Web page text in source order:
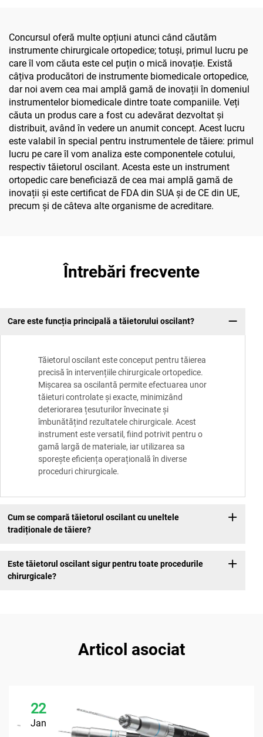
Concursul oferă multe opțiuni atunci când căutăm
instrumente chirurgicale ortopedice; totuși, primul lucru pe
care îl vom căuta este cel puțin o mică inovație. Există
câțiva producători de instrumente biomedicale ortopedice,
dar noi avem cea mai amplă gamă de inovații în domeniul
instrumentelor biomedicale dintre toate companiile. Veți
căuta un produs care a fost cu adevărat dezvoltat și
distribuit, având în vedere un anumit concept. Acest lucru
este valabil în special pentru instrumentele de tăiere: primul
lucru pe care îl vom analiza este componentele cotului,
respectiv tăietorul oscilant. Acesta este un instrument
ortopedic care beneficiază de cea mai amplă gamă de
inovații și este certificat de FDA din SUA și de CE din UE,
precum și de câteva alte organisme de acreditare.
Întrebări frecvente
Care este funcția principală a tăietorului oscilant?
Tăietorul oscilant este conceput pentru tăierea
precisă în intervențiile chirurgicale ortopedice.
Mișcarea sa oscilantă permite efectuarea unor
tăieturi controlate și exacte, minimizând
deteriorarea țesuturilor învecinate și
îmbunătățind rezultatele chirurgicale. Acest
instrument este versatil, fiind potrivit pentru o
gamă largă de materiale, iar utilizarea sa
sporește eficiența operațională în diverse
proceduri chirurgicale.
Cum se compară tăietorul oscilant cu uneltele
tradiționale de tăiere?
Este tăietorul oscilant sigur pentru toate procedurile
chirurgicale?
Articol asociat
22
Jan